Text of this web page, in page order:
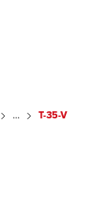
... T-35-V